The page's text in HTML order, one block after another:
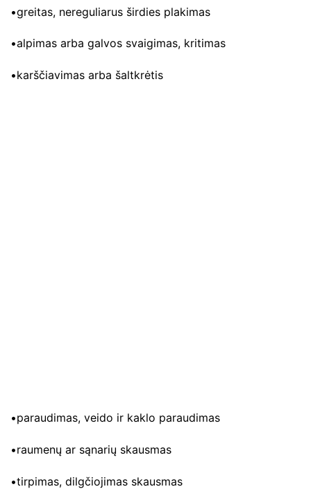
•greitas, nereguliarus širdies plakimas
•alpimas arba galvos svaigimas, kritimas
•karščiavimas arba šaltkrėtis
•paraudimas, veido ir kaklo paraudimas
•raumenų ar sąnarių skausmas
•tirpimas, dilgčiojimas skausmas